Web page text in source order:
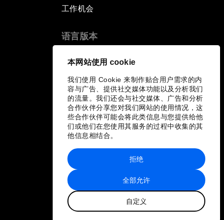
本网站使用 cookie
我们使用 Cookie 来制作贴合用户需求的内
容与广告、提供社交媒体功能以及分析我们
的流量。我们还会与社交媒体、广告和分析
合作伙伴分享您对我们网站的使用情况，这
些合作伙伴可能会将此类信息与您提供给他
们或他们在您使用其服务的过程中收集的其
他信息相结合。
全部允许
自定义
拒绝
工作机会
语言版本